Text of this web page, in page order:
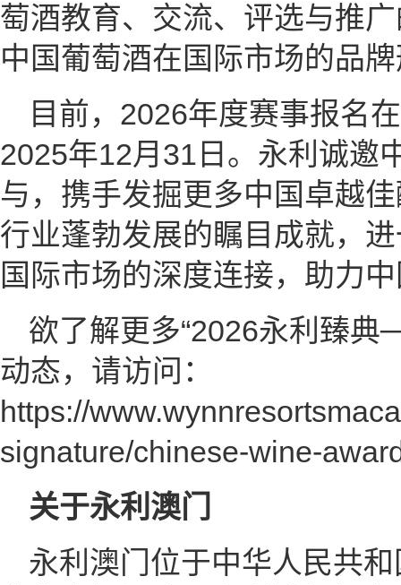
萄酒教育、交流、评选与推
中国葡萄酒在国际市场的品
目前，2026年度赛事报名
2025年12月31日。永利诚邀
与，携手发掘更多中国卓越
行业蓬勃发展的瞩目成就，
国际市场的深度连接，助力
欲了解更多“2026永利臻典
动态，请访问：
https://
signature/chinese-wine-
关于永利澳门
永利澳门位于中华人民共